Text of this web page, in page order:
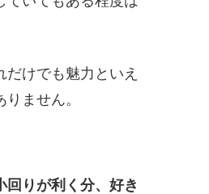
けでも魅力といえ
ません。
回りが利く分、好き